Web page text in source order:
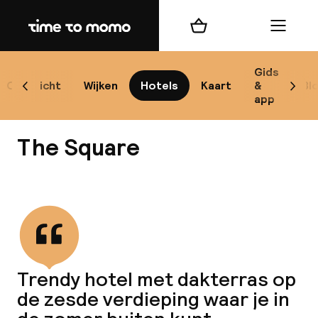
Home
Overzicht Wijken Hotels Kaart
Gids
&
app
Scroll naar links
Winkelmand Menu
The Square
Trendy hotel met dakterras op
de zesde verdieping waar je in